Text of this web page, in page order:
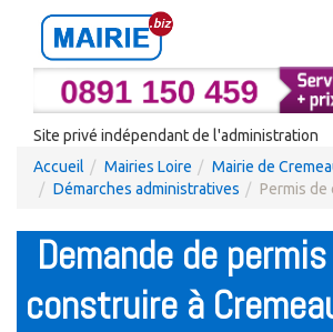
Site privé indépendant de l'administration
Accueil
Mairies Loire
Mairie de
Démarches administratives
Permis
Demande de
construire à